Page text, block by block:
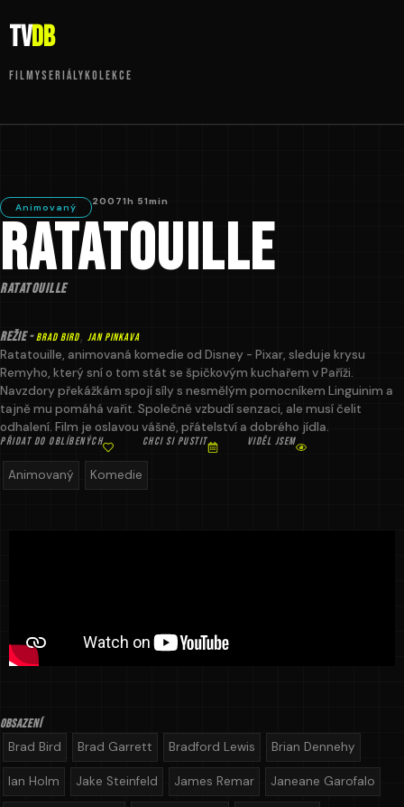
tvDB
FILMYSERIÁLY KOLEKCE
Animovaný
20071h 51min
Ratatouille
Ratatouille
REŽIE -Brad Bird, Jan Pinkava
Ratatouille, animovaná komedie od Disney - Pixar, sleduje krysu
Remyho, který sní o tom stát se špičkovým kuchařem v Paříži.
Navzdory překážkám spojí síly s nesmělým pomocníkem Linguinim a
tajně mu pomáhá vařit. Společně vzbudí senzaci, ale musí čelit
odhalení. Film je oslavou vášně, přátelství a dobrého jídla.
PŘIDAT DO OBLÍBENÝCH CHCI SI PUSTIT VIDĚL JSEM
Animovaný Komedie
OBSAZENÍ
Brad Bird Brad Garrett Bradford Lewis Brian Dennehy
Ian Holm Jake Steinfeld James Remar Janeane Garofalo